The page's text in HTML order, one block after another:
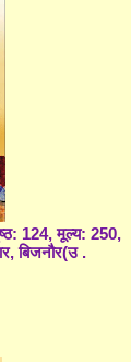
124, मूल्य: 250,
बिजनौर(उ .